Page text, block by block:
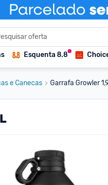
Esquenta 8.8
e Canecas Garrafa Growler